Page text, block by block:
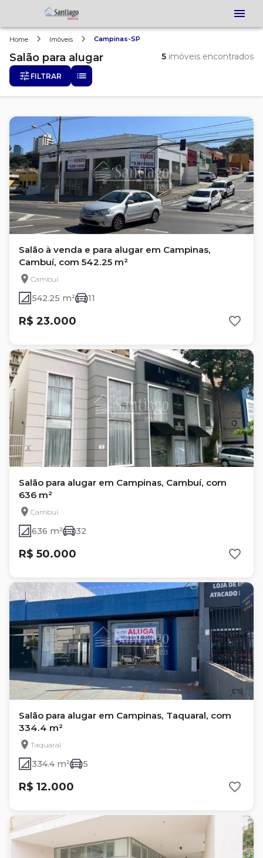
Home Imóveis Campinas-SP
Salão para alugar 5 imóveis encontrados
FILTRAR
Salão à venda e para alugar em Campinas,
Cambuí, com 542.25 m²
Cambuí
542.25 m² 11
R$ 23.000
Salão para alugar em Campinas, Cambuí, com
636 m²
Cambuí
636 m² 32
R$ 50.000
Salão para alugar em Campinas, Taquaral, com
334.4 m²
Taquaral
334.4 m² 5
R$ 12.000